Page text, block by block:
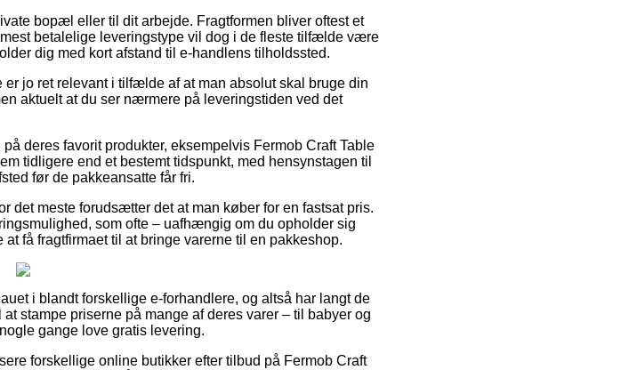
bopæl eller til dit arbejde. Fragtformen bliver oftest et
betalelige leveringstype vil dog i de fleste tilfælde være
dig med kort afstand til e-handlens tilholdssted.
jo ret relevant i tilfælde af at man absolut skal bruge din
aktuelt at du ser nærmere på leveringstiden ved det
deres favorit produkter, eksempelvis Fermob Craft Table
tidligere end et bestemt tidspunkt, med hensynstagen til
før de pakkeansatte får fri.
det meste forudsætter det at man køber for en fastsat pris.
som ofte – uafhængig om du opholder sig
få fragtfirmaet til at bringe varerne til en pakkeshop.
i blandt forskellige e-forhandlere, og altså har langt de
stampe priserne på mange af deres varer – til babyer og
gange love gratis levering.
forskellige online butikker efter tilbud på Fermob Craft